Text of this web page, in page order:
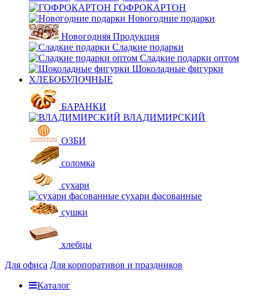
ГОФРОКАРТОН
Новогодние подарки
Новогодняя Продукция
Сладкие подарки
Сладкие подарки оптом
Шоколадные фигурки
ХЛЕБОБУЛОЧНЫЕ
БАРАНКИ
ВЛАДИМИРСКИЙ
ОЗБИ
соломка
сухари
сухари фасованные
сушки
хлебцы
Для офиса Для корпоративов и праздников
Каталог